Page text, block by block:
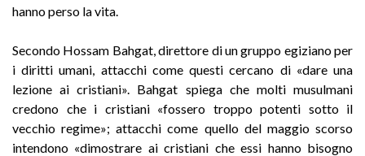
hanno perso la vita.
Secondo Hossam Bahgat, direttore di un gruppo egiziano per
i diritti umani, attacchi come questi cercano di «dare una
lezione ai cristiani». Bahgat spiega che molti musulmani
credono che i cristiani «fossero troppo potenti sotto il
vecchio regime»; attacchi come quello del maggio scorso
intendono «dimostrare ai cristiani che essi hanno bisogno